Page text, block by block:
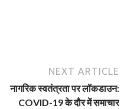
NEXT ARTICLE
नागरिक स्‍वतंत्रता पर लॉकडाउन:
COVID-19 के दौर में समाचार